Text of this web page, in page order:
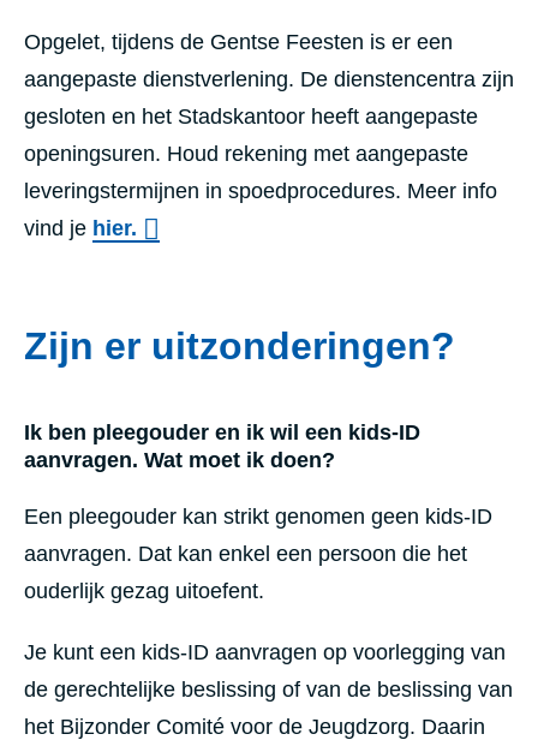
Opgelet, tijdens de Gentse Feesten is er een
aangepaste dienstverlening. De dienstencentra zijn
gesloten en het Stadskantoor heeft aangepaste
openingsuren. Houd rekening met aangepaste
leveringstermijnen in spoedprocedures. Meer info
vind je hier.
Zijn er uitzonderingen?
Ik ben pleegouder en ik wil een kids-ID
aanvragen. Wat moet ik doen?
Een pleegouder kan strikt genomen geen kids-ID
aanvragen. Dat kan enkel een persoon die het
ouderlijk gezag uitoefent.
Je kunt een kids-ID aanvragen op voorlegging van
de gerechtelijke beslissing of van de beslissing van
het Bijzonder Comité voor de Jeugdzorg. Daarin